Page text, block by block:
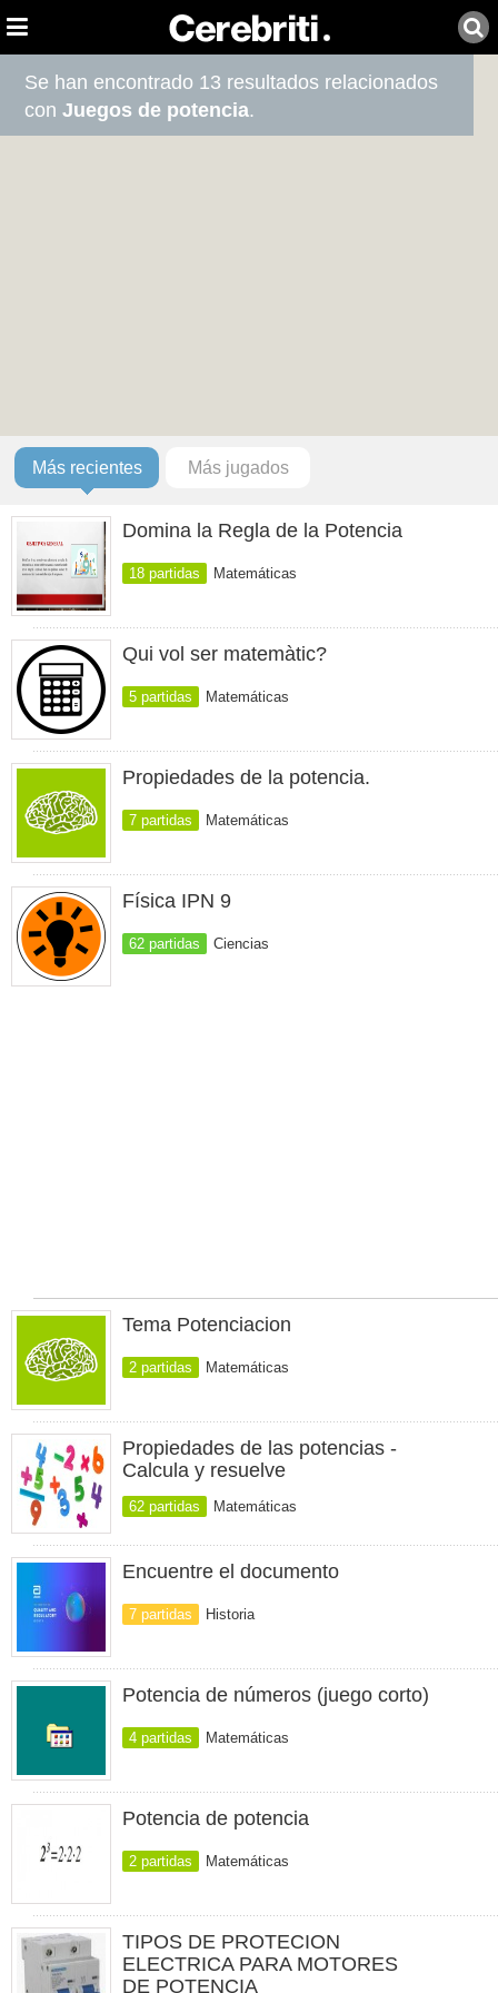
Se han encontrado 13 resultados relacionados
conJuegos de potencia.
Más recientes Más jugados
Domina la Regla de la Potencia
18 partidas Matemáticas
Qui vol ser matemàtic?
5 partidas Matemáticas
Propiedades de la potencia.
7 partidas Matemáticas
Física IPN 9
62 partidas Ciencias
Tema Potenciacion
2 partidas Matemáticas
Propiedades de las potencias -
Calcula y resuelve
62 partidas Matemáticas
Encuentre el documento
7 partidas Historia
Potencia de números (juego corto)
4 partidas Matemáticas
Potencia de potencia
2 partidas Matemáticas
TIPOS DE PROTECION
ELECTRICA PARA MOTORES
DE POTENCIA